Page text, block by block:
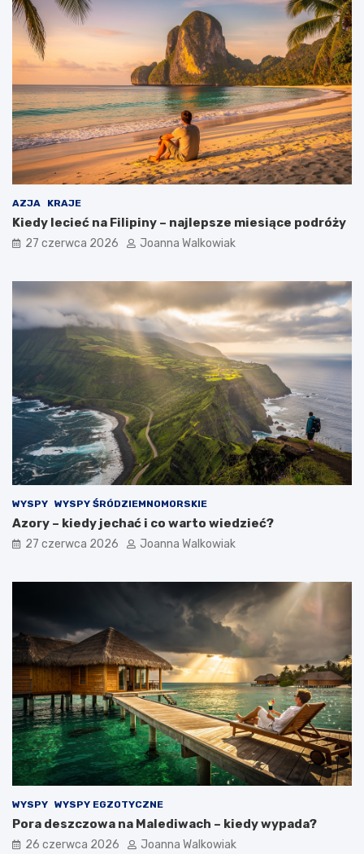
AZJA KRAJE
Kiedy lecieć na Filipiny – najlepsze miesiące podróży
27 czerwca 2026 Joanna Walkowiak
WYSPY WYSPY ŚRÓDZIEMNOMORSKIE
Azory – kiedy jechać i co warto wiedzieć?
27 czerwca 2026 Joanna Walkowiak
WYSPY WYSPY EGZOTYCZNE
Pora deszczowa na Malediwach – kiedy wypada?
26 czerwca 2026 Joanna Walkowiak